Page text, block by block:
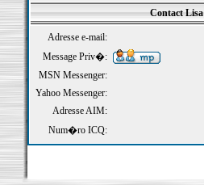
Contact Lisa
Adresse e-mail:
Message Priv�:
MSN Messenger:
Yahoo Messenger:
Adresse AIM:
Num�ro ICQ: